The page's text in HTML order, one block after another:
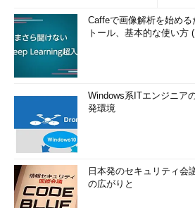
Caffeで画像解析を始め
トール、基本的な使い方
Windows系ITエンジニア
発環境
日本発のセキュリティ会
の広がりと